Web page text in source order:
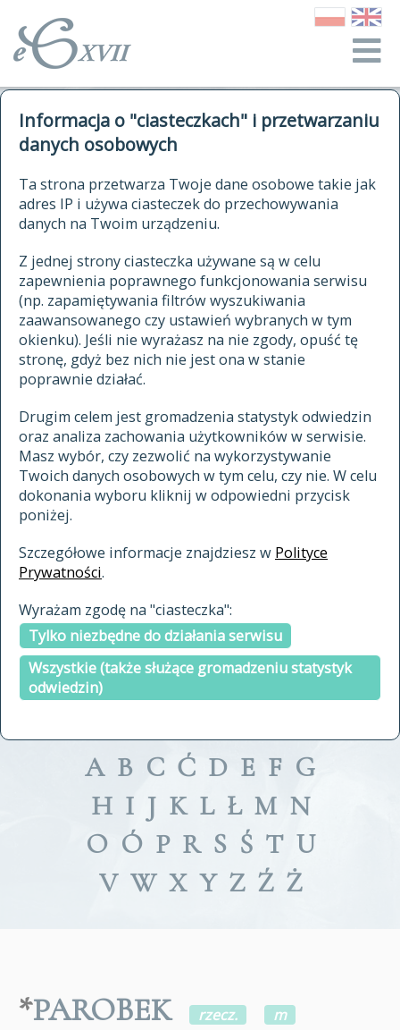
Informacja o "ciasteczkach" i przetwarzaniu
danych osobowych
Ta strona przetwarza Twoje dane osobowe takie jak
adres IP i używa ciasteczek do przechowywania
danych na Twoim urządzeniu.
Z jednej strony ciasteczka używane są w celu
zapewnienia poprawnego funkcjonowania serwisu
(np. zapamiętywania filtrów wyszukiwania
zaawansowanego czy ustawień wybranych w tym
okienku). Jeśli nie wyrażasz na nie zgody, opuść tę
stronę, gdyż bez nich nie jest ona w stanie
poprawnie działać.
Drugim celem jest gromadzenia statystyk odwiedzin
oraz analiza zachowania użytkowników w serwisie.
Masz wybór, czy zezwolić na wykorzystywanie
Twoich danych osobowych w tym celu, czy nie. W celu
dokonania wyboru kliknij w odpowiedni przycisk
poniżej.
Szczegółowe informacje znajdziesz w Polityce
Prywatności.
Wyrażam zgodę na "ciasteczka":
Tylko niezbędne do działania serwisu
Wszystkie (także służące gromadzeniu statystyk
odwiedzin)
autorzy Słownika
historia
publikacje
źródła
autorzy tekstów źródłowych
zasady opracowania
statystyki
najnowsze hasła
ostatnio zmodyfikowane hasła
materiały archiwalne
cytowanie
kontakt
kwerendy
jak cytować Słownik
ELEKTRONICZNY SŁOWNIK
JĘZYKA POLSKIEGO
XVII I XVIII WIEKU
znajdź hasła
zaczynające się od
indeksie
a fronte
a tergo
A B C Ć D E F G
H I J K L Ł M N
O Ó P R S Ś T U
V W X Y Z Ź Ż
*PAROBEK rzecz.
m